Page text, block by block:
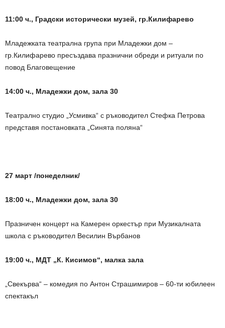
11:00 ч., Градски исторически музей, гр.Килифарево
Младежката театрална група при Младежки дом –
гр.Килифарево пресъздава празнични обреди и ритуали по
повод Благовещение
14:00 ч., Младежки дом, зала 30
Театрално студио „Усмивка“ с ръководител Стефка Петрова
представя постановката „Синята поляна“
27 март /понеделник/
18:00 ч., Младежки дом, зала 30
Празничен концерт на Камерен оркестър при Музикалната
школа с ръководител Весилин Върбанов
19:00 ч., МДТ „К. Кисимов“, малка зала
„Свекърва“ – комедия по Антон Страшимиров – 60-ти юбилеен
спектакъл